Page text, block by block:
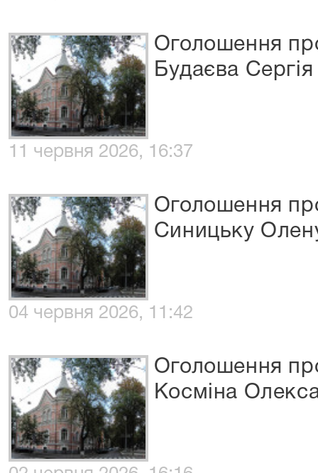
Оголошення
Будаєва
11 червня 2026, 16:37
Оголошення
Синицьку
04 червня 2026, 11:42
Оголошення
Косміна